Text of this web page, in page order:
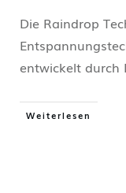
Die Raindrop
entwickelt durch
Weiterlesen